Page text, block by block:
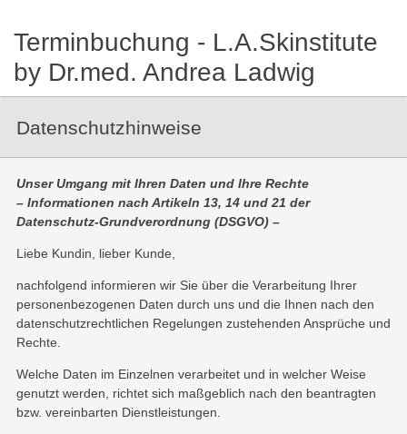
Terminbuchung - L.A.Skinstitute
by Dr.med. Andrea Ladwig
Datenschutzhinweise
Unser Umgang mit Ihren Daten und Ihre Rechte
– Informationen nach Artikeln 13, 14 und 21 der
Datenschutz-Grundverordnung (DSGVO) –
Liebe Kundin, lieber Kunde,
nachfolgend informieren wir Sie über die Verarbeitung Ihrer
personenbezogenen Daten durch uns und die Ihnen nach den
datenschutzrechtlichen Regelungen zustehenden Ansprüche und
Rechte.
Welche Daten im Einzelnen verarbeitet und in welcher Weise
genutzt werden, richtet sich maßgeblich nach den beantragten
bzw. vereinbarten Dienstleistungen.